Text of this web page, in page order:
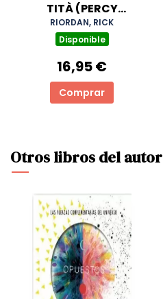
TITÀ (PERCY
JACKSON I ELS DÉUS
DE L'OLIMP 3)
RIORDAN, RICK
Disponible
16,95 €
Comprar
Otros libros del autor